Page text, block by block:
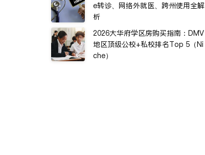
e转诊、网络外就医、跨州使用全解
析
2026大华府学区房购买指南：DMV
地区顶级公校+私校排名Top 5（Ni
che）